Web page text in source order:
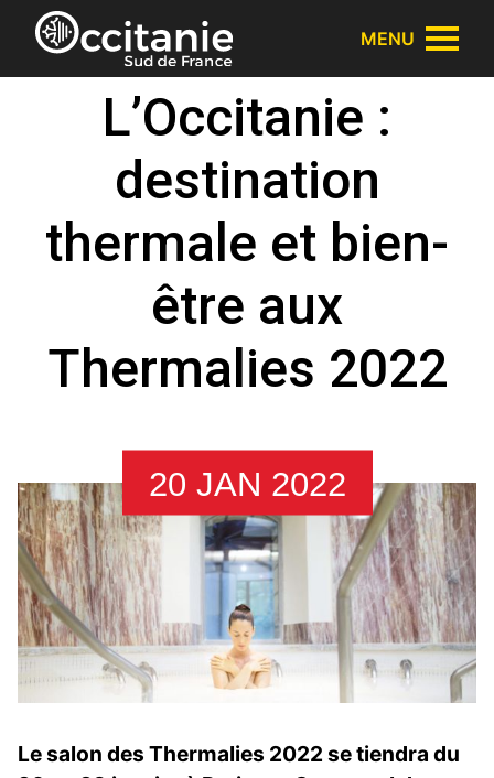
Panneau de gestion des cookies
MENU
L’Occitanie :
destination
thermale et bien-
être aux
Thermalies 2022
20 JAN 2022
Le salon des Thermalies 2022 se tiendra du